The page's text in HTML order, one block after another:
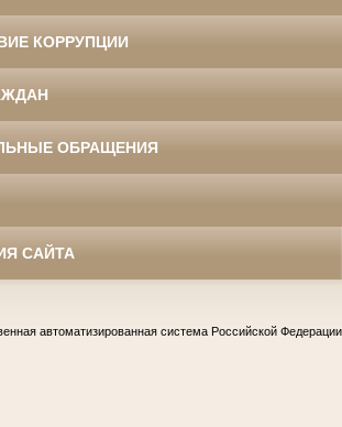
КОРРУПЦИИ
ОБРАЩЕНИЯ
САЙТА
автоматизированная система Российской